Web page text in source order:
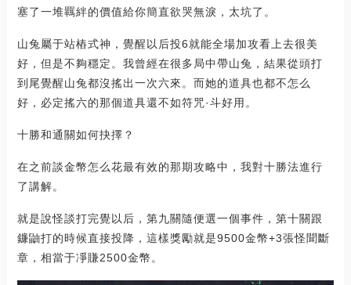
塞了一堆羈絆的價值給你簡直欲哭無淚，太坑了。
山兔屬于站樁式神，覺醒以后投6就能全場加攻看上去很美
好，但是不夠穩定。我曾經在很多局中帶山兔，結果從頭打
到尾覺醒山兔都沒搖出一次六來。而她的道具也都不怎么
好，必定搖六的那個道具還不如符咒·斗好用。
十勝和通關如何抉擇？
在之前談金幣怎么花最有效的那期攻略中，我對十勝法進行
了講解。
就是說怪談打完覺以后，第九關隨便選一個事件，第十關跟
鐮鼬打的時候直接投降，這樣獎勵就是9500金幣+3張怪聞斷
章，相當于凈賺2500金幣。